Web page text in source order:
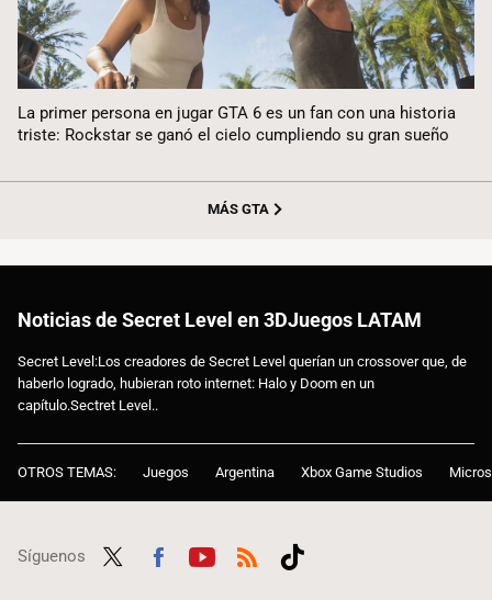
La primer persona en jugar GTA 6 es un fan con una historia
triste: Rockstar se ganó el cielo cumpliendo su gran sueño
MÁS GTA
Noticias de Secret Level en 3DJuegos LATAM
Secret Level:Los creadores de Secret Level querían un crossover que, de
haberlo logrado, hubieran roto internet: Halo y Doom en un
capítulo.Sectret Level..
OTROS TEMAS: Juegos Argentina Xbox Game Studios
Síguenos